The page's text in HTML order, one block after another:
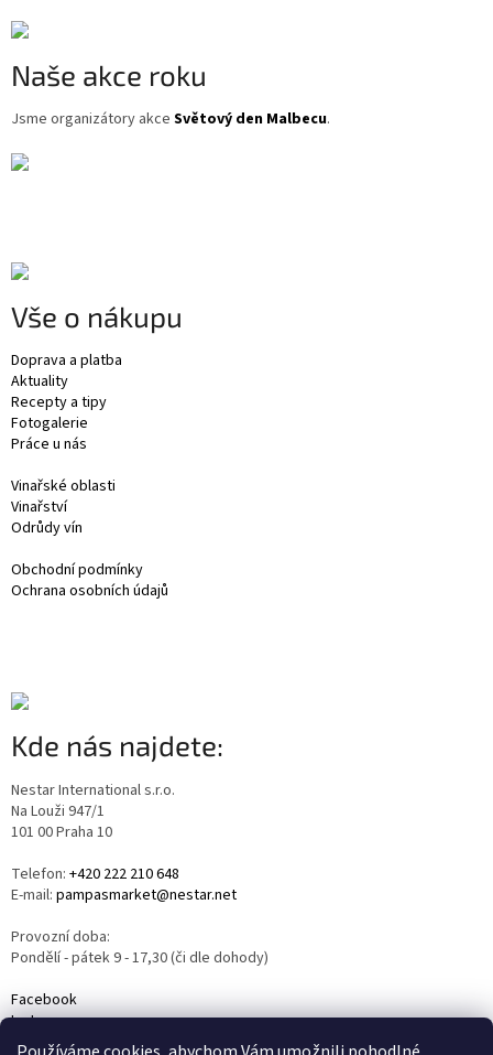
Naše akce roku
Jsme organizátory akce Světový den Malbecu.
Vše o nákupu
Doprava a platba
Aktuality
Recepty a tipy
Fotogalerie
Práce u nás
Vinařské oblasti
Vinařství
Odrůdy vín
Obchodní podmínky
Ochrana osobních údajů
Kde nás najdete:
Nestar International s.r.o.
Na Louži 947/1
101 00 Praha 10
Telefon: +420 222 210 648
E-mail: pampasmarket@nestar.net
Provozní doba:
Pondělí - pátek 9 - 17,30 (či dle dohody)
Facebook
Instagram
YouTube